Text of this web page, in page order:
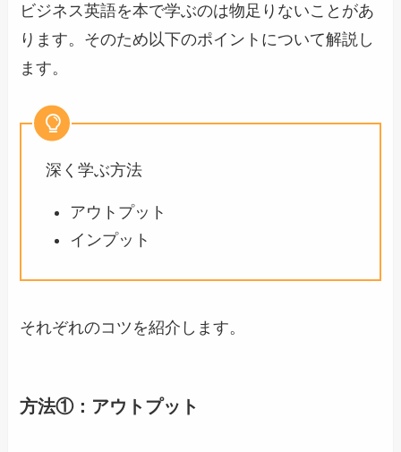
ビジネス英語を本で学ぶのは物足りないことがあ
ります。そのため以下のポイントについて解説し
ます。
深く学ぶ方法
アウトプット
インプット
それぞれのコツを紹介します。
方法①：アウトプット